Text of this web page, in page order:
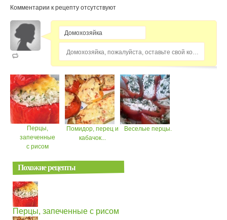
Комментарии к рецепту отсутствуют
Домохозяйка, пожалуйста, оставьте свой комментарий...
Перцы,
запеченные
с рисом
Помидор, перец и
кабачок...
Веселые перцы.
Похожие рецепты
Перцы, запеченные с рисом